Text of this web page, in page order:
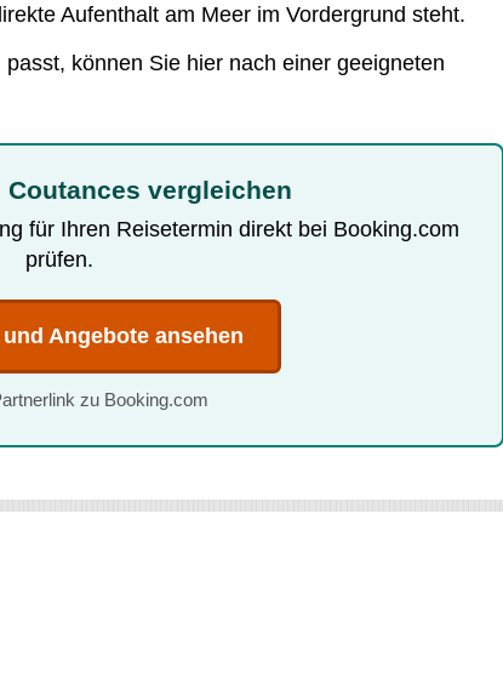
Aufenthalt am Meer im Vordergrund steht.
können Sie hier nach einer geeigneten
vergleichen
für Ihren Reisetermin direkt bei Booking.com
prüfen.
Angebote ansehen
zu Booking.com